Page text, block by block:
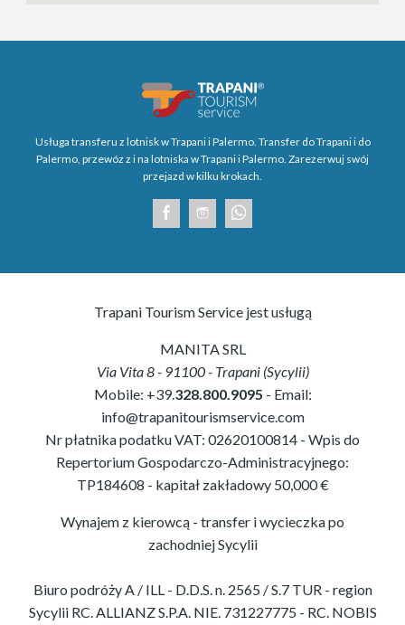
Usługa transferu z lotnisk w Trapani i Palermo. Transfer do Trapani i do
Palermo, przewóz z i na lotniska w Trapani i Palermo. Zarezerwuj swój
przejazd w kilku krokach.
Trapani Tourism Service jest usługą
MANITA SRL
Via Vita 8- 91100- Trapani(Sycylii)
Mobile: +39.328.800.9095 - Email:
info@trapanitourismservice.com
Nr płatnika podatku VAT: 02620100814 - Wpis do
Repertorium Gospodarczo-Administracyjnego:
TP184608 - kapitał zakładowy 50,000 €
Wynajem z kierowcą - transfer i wycieczka po
zachodniej Sycylii
Biuro podróży A / ILL - D.D.S. n. 2565 / S.7 TUR - region
Sycylii RC. ALLIANZ S.P.A. NIE. 731227775 - RC. NOBIS